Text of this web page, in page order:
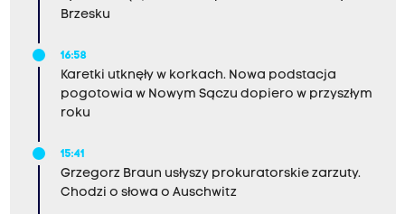
Brzesku
16:58
Karetki utknęły w korkach. Nowa podstacja
pogotowia w Nowym Sączu dopiero w przyszłym
roku
15:41
Grzegorz Braun usłyszy prokuratorskie zarzuty.
Chodzi o słowa o Auschwitz